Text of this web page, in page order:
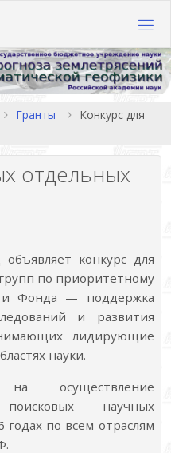
Гранты
Конкурс для
отдельных
конкурс для
по приоритетному
Фонда — поддержка
и развития
лидирующие
науки.
осуществление
научных
годах по всем отраслям